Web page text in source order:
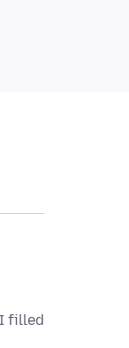
filled